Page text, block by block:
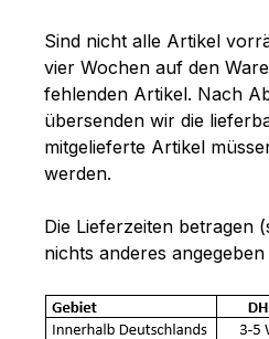
Sind nicht alle Artikel
vier Wochen auf den
fehlenden Artikel. Nach
übersenden wir die
mitgelieferte Artikel
werden.
Die Lieferzeiten betragen
nichts anderes angegeben